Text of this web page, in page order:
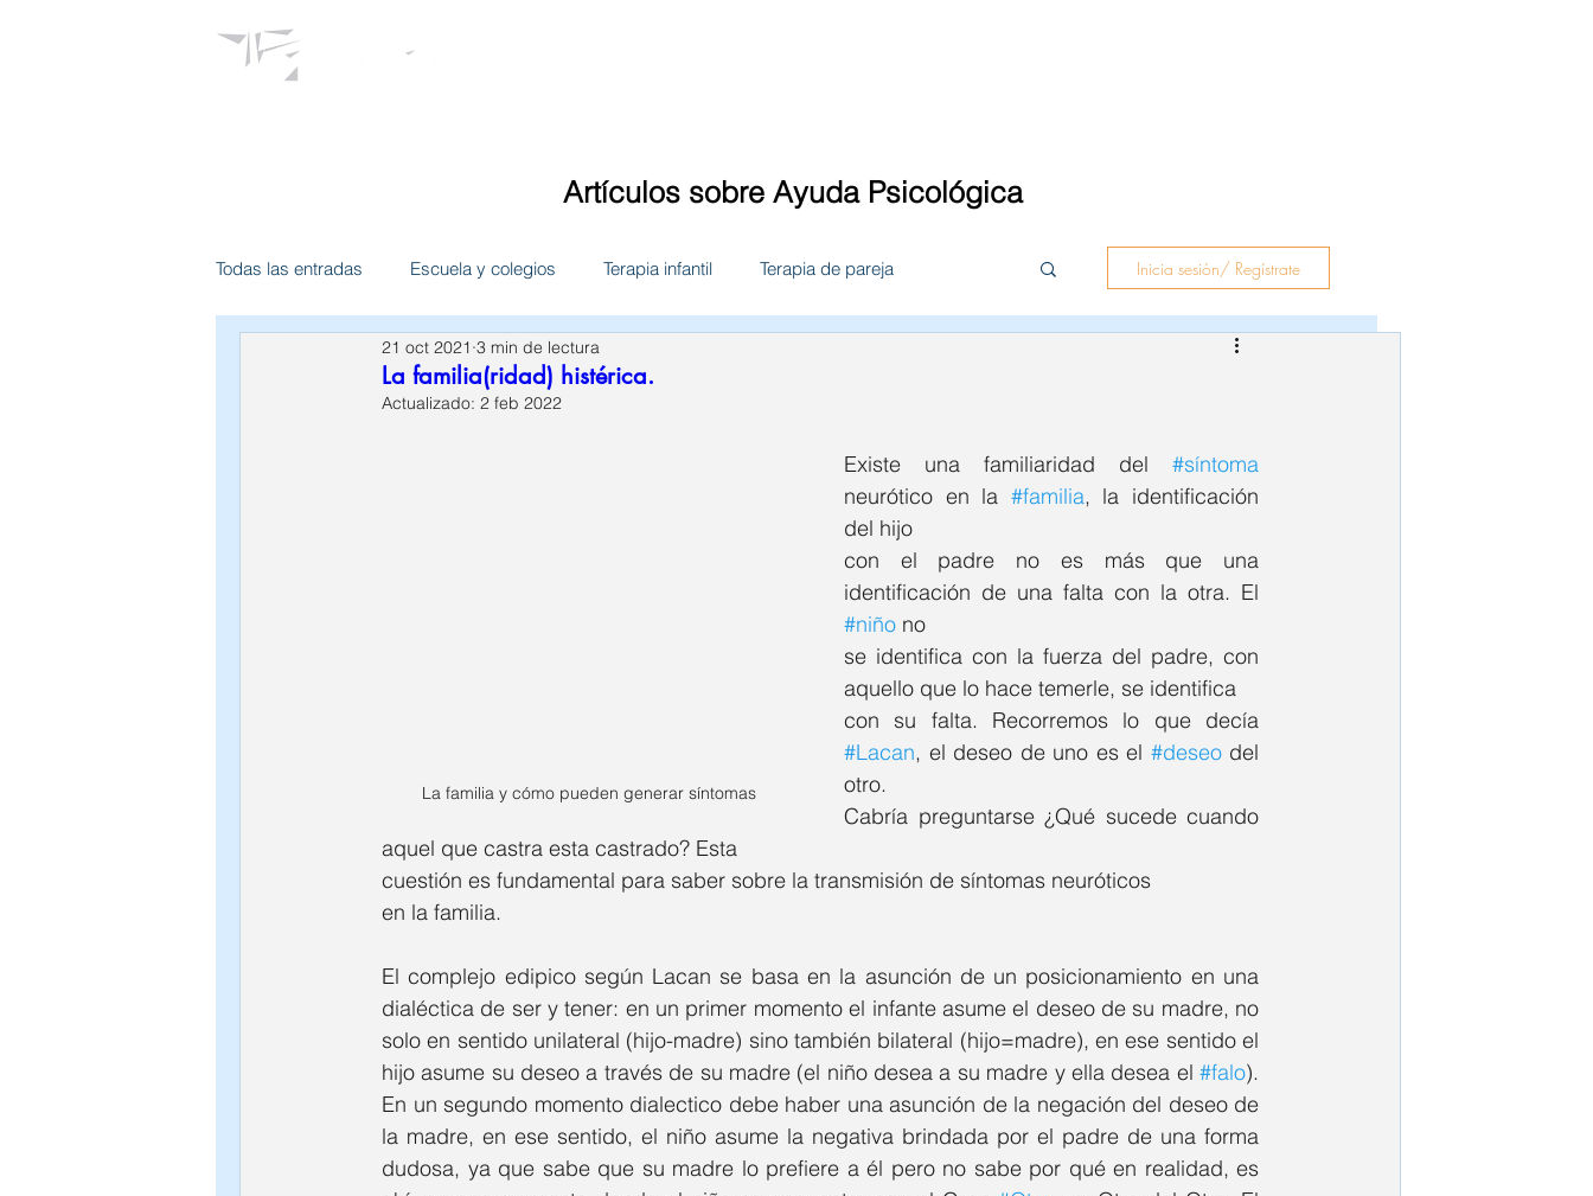
Artículos sobre Ayuda Psicológica
Todas las entradas Escuela y colegios Terapia infantil Terapia de pareja
Terapia de adulto Intervencion familiar
Psic. Omar Ramirez
Psic. Cynthia Gonzalez Psic. Carolina López Psic. Arturo Garay
Psic. Leticia Muñíz
Inicia sesión/ Regístrate
La familia(ridad) histérica.
21 oct 2021 3 min de lectura
Actualizado: 2 feb 2022
La familia y cómo pueden generar síntomas
Existe una familiaridad del #síntoma
neurótico en la #familia, la identificación
del hijo
con el padre no es más que una
#niño no
se identifica con la fuerza del padre, con
aquello que lo hace temerle, se identifica
#Lacan, el deseo de uno es el #deseo del
otro.
Cabría preguntarse ¿Qué sucede cuando
aquel que castra esta castrado? Esta
cuestión es fundamental para saber sobre la transmisión de síntomas neuróticos
en la familia.
El complejo edipico según Lacan se basa en la asunción de un posicionamiento en una
dialéctica de ser y tener: en un primer momento el infante asume el deseo de su madre, no
solo en sentido unilateral (hijo-madre) sino también bilateral (hijo=madre), en ese sentido el
hijo asume su deseo a través de su madre (el niño desea a su madre y ella desea el #falo).
En un segundo momento dialectico debe haber una asunción de la negación del deseo de
la madre, en ese sentido, el niño asume la negativa brindada por el padre de una forma
dudosa, ya que sabe que su madre lo prefiere a él pero no sabe por qué en realidad, es